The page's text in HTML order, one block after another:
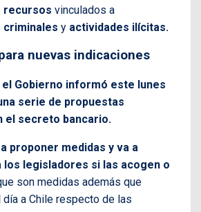
recursos vinculados a
criminales y actividades ilícitas.
nuevas indicaciones
el Gobierno informó este lunes
serie de propuestas
el secreto bancario.
proponer medidas y va a
legisladores si las acogen o
son medidas además que
día a Chile respecto de las